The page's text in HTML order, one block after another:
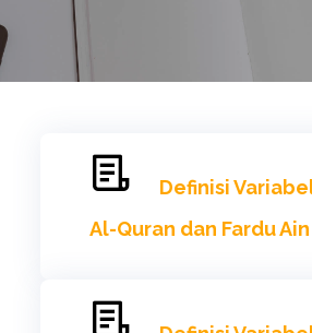
Definisi
Al-Quran dan Fardu Ain